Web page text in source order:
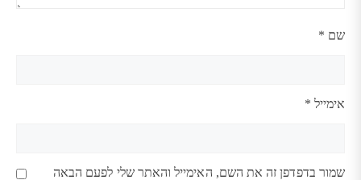
שם *
אימייל *
שמור בדפדפן זה את השם, האימייל והאתר שלי לפעם הבאה